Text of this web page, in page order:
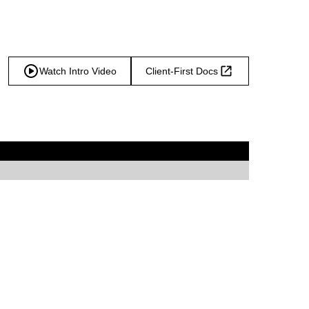
Watch Intro Video Client-First Docs